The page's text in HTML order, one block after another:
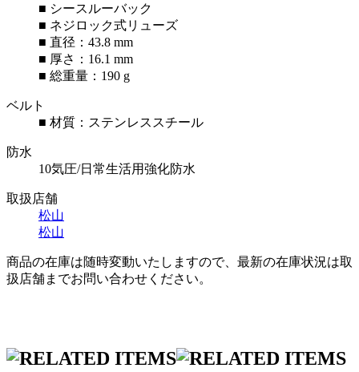
■ シースルーバック
■ ネジロック式リューズ
■ 直径：43.8 mm
■ 厚さ：16.1 mm
■ 総重量：190 g
ベルト
■ 材質：ステンレススチール
防水
10気圧/日常生活用強化防水
取扱店舗
松山
松山
商品の在庫は随時変動いたしますので、最新の在庫状況は取
扱店舗までお問い合わせください。